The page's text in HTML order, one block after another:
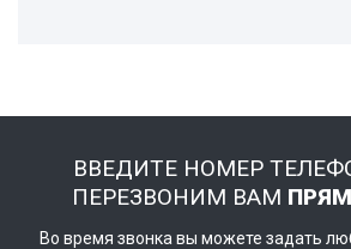
ВВЕДИТЕ НОМЕР
ПЕРЕЗВОНИМ ВАМ
Во время звонка вы можете задать